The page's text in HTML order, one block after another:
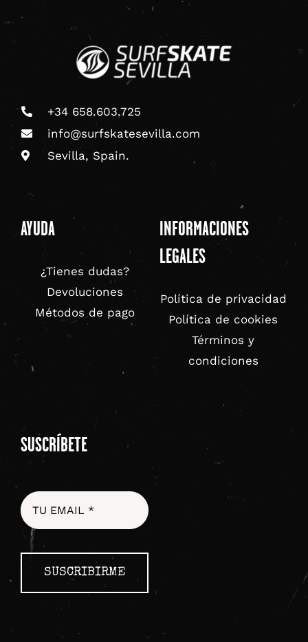
+34 658.603.725
info@surfskatesevilla.com
Sevilla, Spain.
AYUDA
¿Tienes dudas?
Devoluciones
Métodos de pago
INFORMACIONES
LEGALES
Política de privacidad
Política de cookies
Términos y
condiciones
SUSCRÍBETE
SUSCRIBIRME